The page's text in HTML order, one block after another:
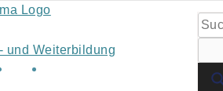
und Weiterbildung